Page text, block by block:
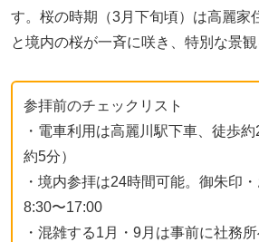
す。桜の時期（3月下旬頃）は高麗家
と境内の桜が一斉に咲き、特別な景観
参拝前のチェックリスト
・電車利用は高麗川駅下車、徒歩
約5分）
・境内参拝は24時間可能。御朱印
8:30〜17:00
・混雑する1月・9月は事前に社務